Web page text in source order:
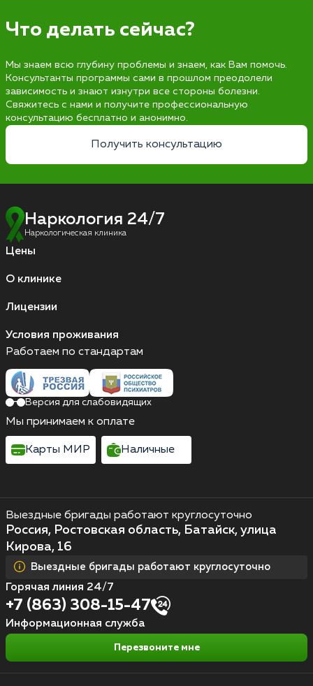
Что делать сейчас?
Мы знаем всю глубину проблемы и знаем, как Вам помочь.
Консультанты программы сами в прошлом преодолели
зависимость и знают изнутри все стороны болезни.
Свяжитесь с нами и получите профессиональную
консультацию бесплатно и анонимно.
Получить консультацию
Наркология 24/7
Наркологическая клиника
Цены
О клинике
Лицензии
Условия проживания
Выездные бригады работают круглосуточно
Россия, Ростовская область, Батайск, улица
Кирова, 16
Выездные бригады работают круглосуточно
Горячая линия 24/7
+7 (863) 308-15-47
Информационная служба
Перезвоните мне
Работаем по стандартам
Версия для слабовидящих
Мы принимаем к оплате
Карты МИР Наличные